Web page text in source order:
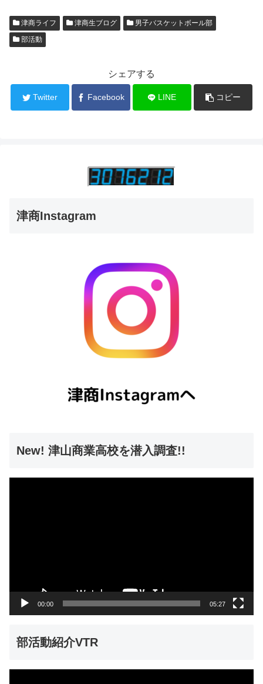
津商ライフ 津商生ブログ
男子バスケットボール部
部活動
シェアする
Twitter Facebook LINE コピー
津商Instagram
New! 津山商業高校を潜入調査!!
00:00 05:27
部活動紹介VTR